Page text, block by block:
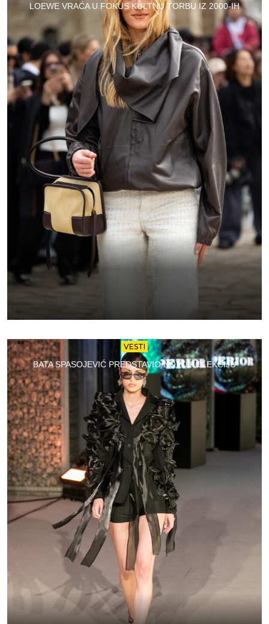
LOEWE VRAĆA U FOKUS KULTNU TORBU IZ 2000-IH
VESTI
BATA SPASOJEVIĆ PREDSTAVIO NOVU KOLEKCIJU